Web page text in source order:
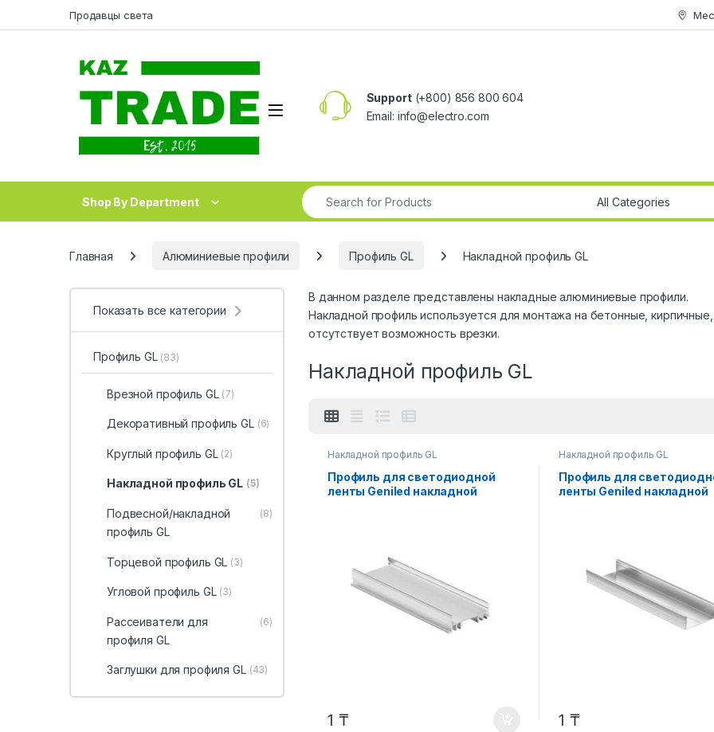
Продавцы света
Support(+800) 856 800 604
Email: info@electro.com
Shop By Department
Search for:
Главная Алюминиевые профили Профиль GL Накладной профиль GL
В данном разделе представлены накладные алюминиевые профили.
Накладной профиль используется для монтажа на бетонные,
отсутствует возможность врезки.
Накладной профиль GL
Накладной профиль GL
Профиль для светодиодной
ленты Geniled накладной
1 ₸
Накладной профиль GL
Профиль для
ленты Geniled накладной
1 ₸
Показать все категории
Профиль GL (83)
Врезной профиль GL (7)
Декоративный профиль GL (6)
Круглый профиль GL (2)
Накладной профиль GL (5)
Подвесной/накладной
профиль GL
(8)
Торцевой профиль GL (3)
Угловой профиль GL (3)
Рассеиватели для
профиля GL
(6)
Заглушки для профиля GL (43)